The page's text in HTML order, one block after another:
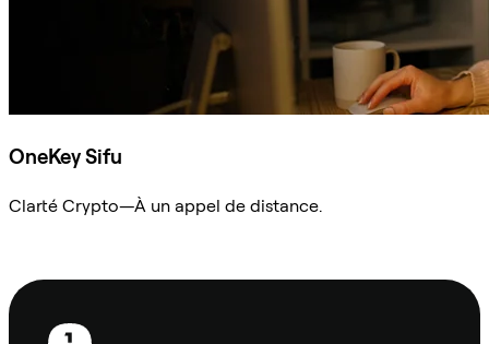
OneKey Sifu
Clarté Crypto—À un appel de distance.
Pied